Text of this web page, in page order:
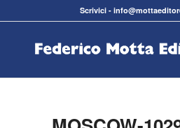
Scrivici -